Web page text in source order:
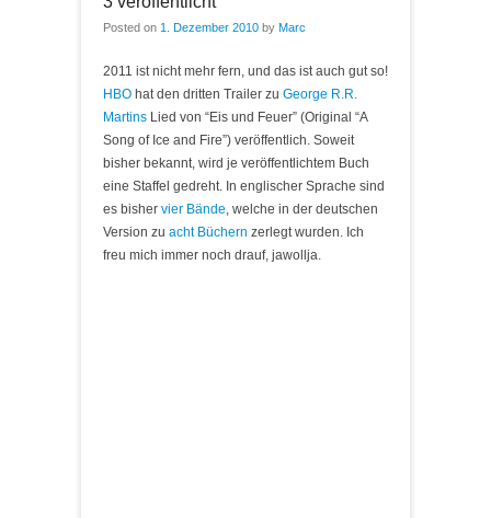
Posted on 1. Dezember 2010 by Marc
2011 ist nicht mehr fern, und das ist auch gut so!
HBO hat den dritten Trailer zu George R.R.
Martins Lied von “Eis und Feuer” (Original “A
Song of Ice and Fire”) veröffentlich. Soweit
bisher bekannt, wird je veröffentlichtem Buch
eine Staffel gedreht. In englischer Sprache sind
es bisher vier Bände, welche in der deutschen
Version zu acht Büchern zerlegt wurden. Ich
freu mich immer noch drauf, jawollja.